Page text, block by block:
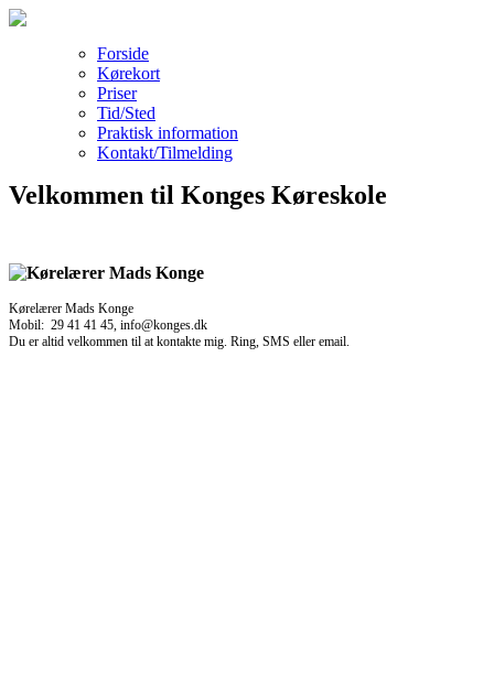
Forside
Kørekort
Priser
Tid/Sted
Praktisk information
Kontakt/Tilmelding
Velkommen til Konges Køreskole
Kørelærer Mads Konge
Mobil: 29 41 41 45, info@konges.dk
Du er altid velkommen til at kontakte mig. Ring, SMS eller email.